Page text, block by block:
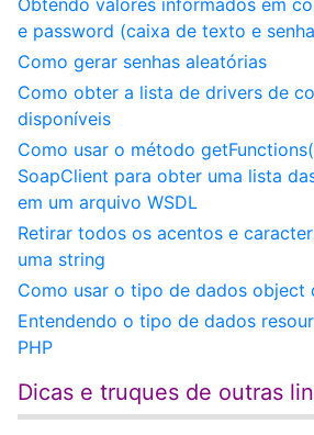
Obtendo valores informados em
e password (caixa de texto e
Como gerar senhas aleatórias
Como obter a lista de drivers de
disponíveis
Como usar o método
SoapClient para obter uma lista
em um arquivo WSDL
Retirar todos os acentos e
uma string
Como usar o tipo de dados object
Entendendo o tipo de dados
PHP
Dicas e truques de outras